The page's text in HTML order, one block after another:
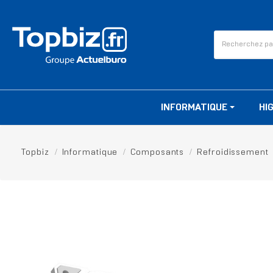
INFORMATIQUE
Topbiz Informatique Composants Refroidissement